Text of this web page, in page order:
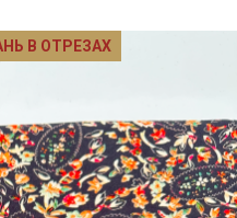
В ОТРЕЗАХ